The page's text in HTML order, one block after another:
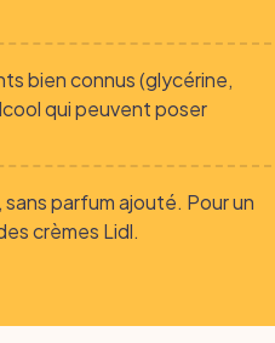
bien connus (glycérine,
qui peuvent poser
parfum ajouté. Pour un
crèmes Lidl.